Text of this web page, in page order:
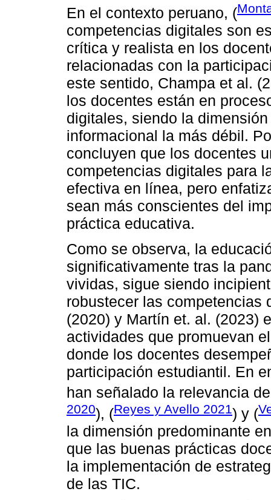
En el contexto peruano, (
competencias digitales son
crítica y realista en los
relacionadas con la
este sentido, Champa et al.
los docentes están en
digitales, siendo la
informacional la más débil.
concluyen que los docentes
competencias digitales para
efectiva en línea, pero
sean más conscientes del
práctica educativa.
Como se observa, la
significativamente tras la
vividas, sigue siendo
robustecer las competencias
(2020) y Martín et. al. (2023)
actividades que promuevan
donde los docentes
participación estudiantil. En
han señalado la relevancia
2020), (Reyes y Avello 2021) y (
la dimensión predominante
que las buenas prácticas
la implementación de
de las TIC.